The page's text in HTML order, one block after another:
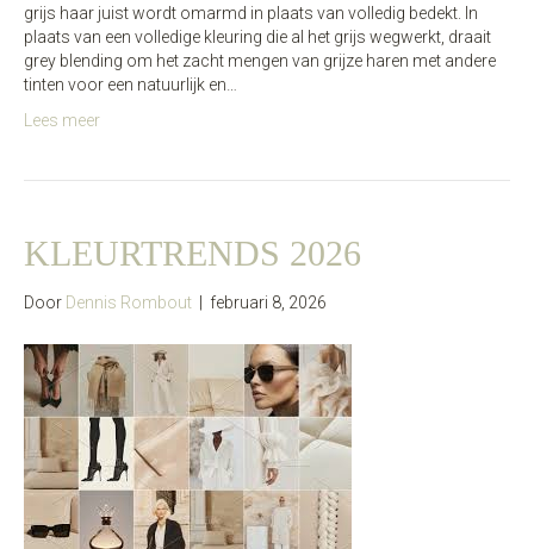
grijs haar juist wordt omarmd in plaats van volledig bedekt. In
plaats van een volledige kleuring die al het grijs wegwerkt, draait
grey blending om het zacht mengen van grijze haren met andere
tinten voor een natuurlijk en…
Lees meer
KLEURTRENDS 2026
Door Dennis Rombout februari 8, 2026